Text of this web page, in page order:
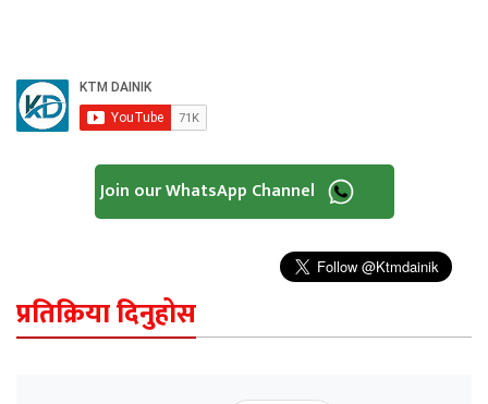
Join our WhatsApp Channel
प्रतिक्रिया दिनुहोस